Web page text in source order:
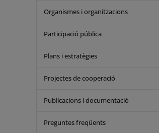
Organismes i organitzacions
Participació pública
Plans i estratègies
Projectes de cooperació
Publicacions i documentació
Preguntes freqüents